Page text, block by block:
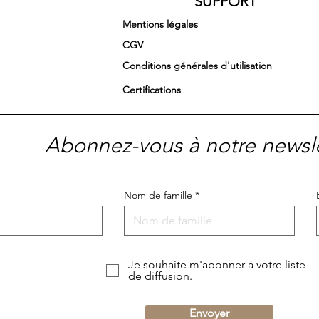
Mentions légales
CGV
Conditions générales d'utilisation
Certifications
Abonnez-vous à notre
Nom de famille
Je souhaite m'abonner à votre liste
de diffusion.
Envoyer